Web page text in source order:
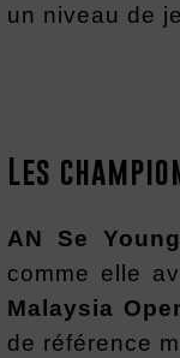
un niveau de
Les
AN Se Young
comme elle
Malaysia
de référence